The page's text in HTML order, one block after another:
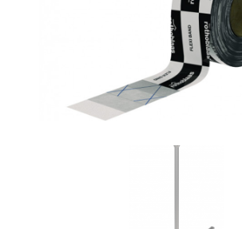
Flexi band
ROTHOBLAAS